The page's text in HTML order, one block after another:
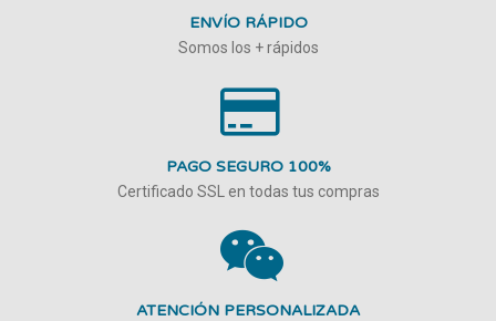
ENVÍO RÁPIDO
Somos los + rápidos
PAGO SEGURO 100%
Certificado SSL en todas tus compras
ATENCIÓN PERSONALIZADA